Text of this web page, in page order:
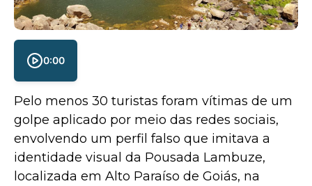
0:00
Pelo menos 30 turistas foram vítimas de um
golpe aplicado por meio das redes sociais,
envolvendo um perfil falso que imitava a
identidade visual da Pousada Lambuze,
localizada em Alto Paraíso de Goiás, na